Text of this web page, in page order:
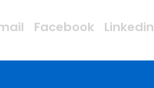
Facebook Linkedin